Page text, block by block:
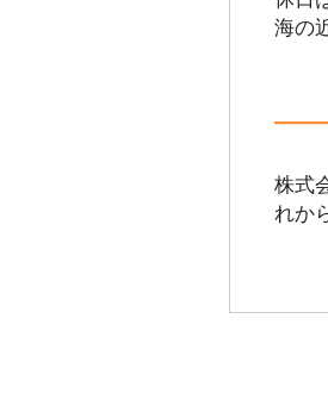
海の
株式
れか